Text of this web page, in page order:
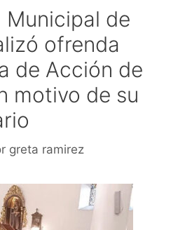
de
ofrenda
de Acción de
motivo de su
greta ramirez